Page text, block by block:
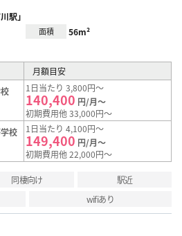
駅」
面積 56m²
月額目安
1日当たり 3,800円～
140,400 円/月～
初期費用他 33,000円～
校
1日当たり 4,100円～
149,400 円/月～
初期費用他 22,000円～
同棲向け
駅近
wifiあり